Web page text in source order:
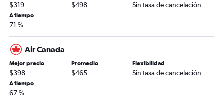
$319 $498 Sin tasa de cancelación
A tiempo
71 %
Air Canada
Mejor precio
$398
Promedio
$465
Flexibilidad
Sin tasa de cancelación
A tiempo
67 %